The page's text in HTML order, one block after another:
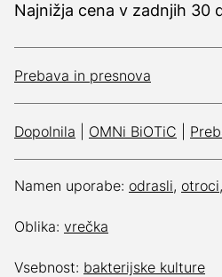
Najnižja cena v zadnjih 30
Prebava in presnova
Dopolnila OMNi BiOTiC
Namen uporabe: odrasli, otroci,
Oblika: vrečka
Vsebnost: bakterijske kulture